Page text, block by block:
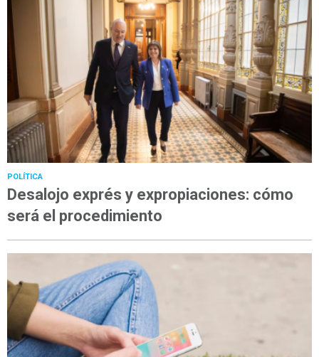
POLÍTICA
Desalojo exprés y expropiaciones: cómo
será el procedimiento